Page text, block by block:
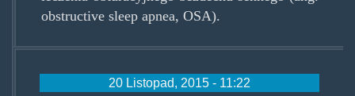
obstructive sleep apnea, OSA).
20 Listopad, 2015 - 11:22